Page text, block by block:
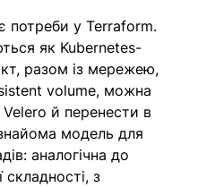
потреби у Terraform.
як Kubernetes-
разом із мережею,
volume, можна
Velero й перенести в
модель для
аналогічна до
складності, з